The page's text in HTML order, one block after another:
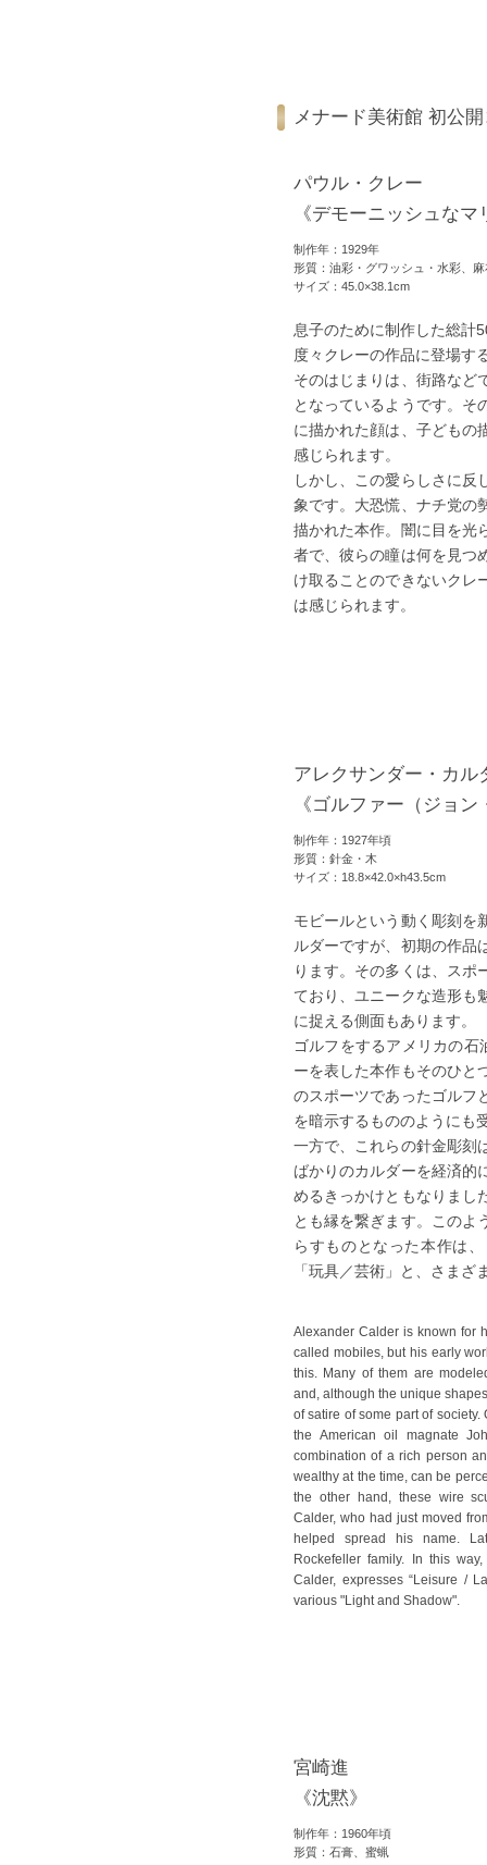
メナード美術館 初公
パウル・クレー
《デモーニッシュな
制作年：1929年
形質：油彩・グワッシュ・水彩、
サイズ：45.0×38.1cm
息子のために制作した総計
度々クレーの作品に登場す
そのはじまりは、街路など
となっているようです。そ
に描かれた顔は、子どもの
感じられます。
しかし、この愛らしさに反
象です。大恐慌、ナチ党
描かれた本作。闇に目を光
者で、彼らの瞳は何を見つ
け取ることのできないクレ
は感じられます。
アレクサンダー・カル
《ゴルファー（ジョ
制作年：1927年頃
形質：針金・木
サイズ：18.8×42.0×h43.5cm
モビールという動く彫刻を
ルダーですが、初期の作品
ります。その多くは、スポ
ており、ユニークな造形も
に捉える側面もあります。
ゴルフをするアメリカの
ーを表した本作もそのひと
のスポーツであったゴルフ
を暗示するもののようにも
一方で、これらの針金彫刻
ばかりのカルダーを経済的
めるきっかけともなりまし
とも縁を繋ぎます。このよ
らすものとなった本作は
「玩具／芸術」と、さま
Alexander Calder is known for
called mobiles, but his early
this. Many of them are
and, although the unique
of satire of some part of society. One of them is this work representing
the American oil magnate
combination of a rich person
wealthy at the time, can be
the other hand, these wire
Calder, who had just moved
helped spread his name.
Rockefeller family. In this
Calder, expresses “Leisure /
various "Light and Shadow".
宮崎進
《沈黙》
制作年：1960年頃
形質：石膏、蜜蝋